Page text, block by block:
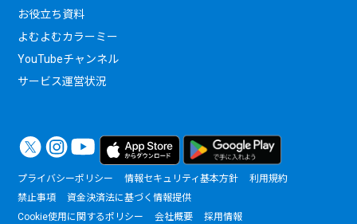
お役立ち資料
よむよむカラーミー
YouTubeチャンネル
サービス運営状況
プライバシーポリシー 情報セキュリティ基本方針
利用規約
禁止事項
資金決済法に基づく情報提供
Cookie使用に関するポリシー
会社概要 採用情報